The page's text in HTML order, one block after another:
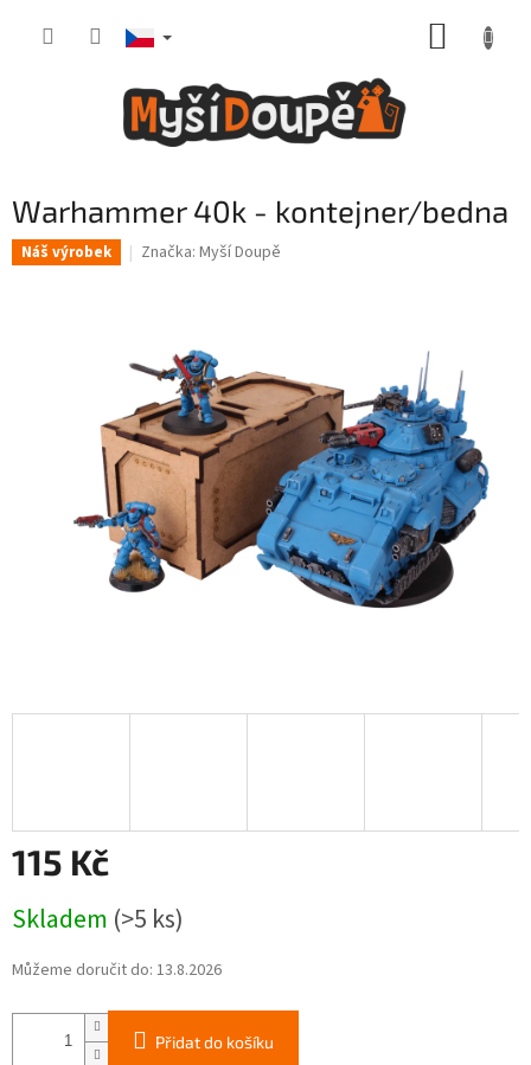
Warhammer 40k - kontejner/bedna
Náš výrobek Značka: Myší Doupě
115 Kč
cena:
Skladem (>5 ks)
Můžeme doručit do: 13.8.2026
Přidat do košíku